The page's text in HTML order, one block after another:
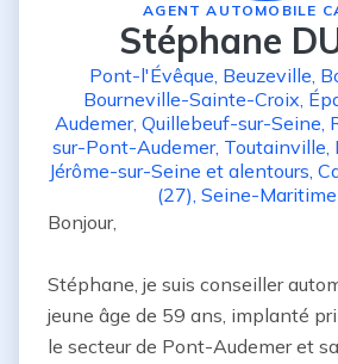
AGENT AUTOMOBILE
Stéphane
Pont-l'Évêque, Beuzeville,
Bourneville-Sainte-Croix,
Audemer, Quillebeuf-sur-Seine,
sur-Pont-Audemer, Toutainville,
Jérôme-sur-Seine et alentours,
(27), Seine-
Bonjour,
Stéphane, je suis conseiller
jeune âge de 59 ans, implanté
le secteur de Pont-Audemer et